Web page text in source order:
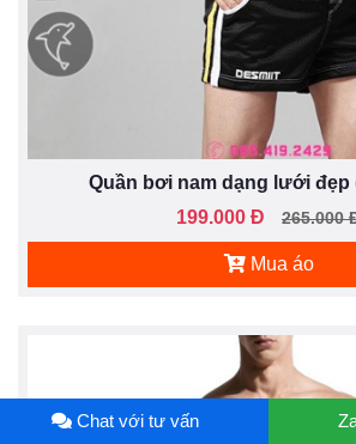
Quần bơi nam dạng lưới đẹp
199.000 Đ
265.000
Mua áo
Chat với tư vấn